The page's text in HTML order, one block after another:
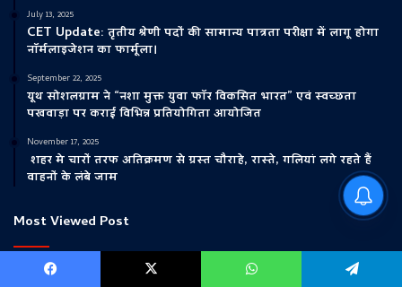
July 13, 2025
CET Update: तृतीय श्रेणी पदों की सामान्य पात्रता परीक्षा में लागू होगा
नॉर्मलाइजेशन का फार्मूला।
September 22, 2025
यूथ सोशलग्राम ने “नशा मुक्त युवा फॉर विकसित भारत” एवं स्वच्छता
पखवाड़ा पर कराई विभिन्न प्रतियोगिता आयोजित
November 17, 2025
शहर मे चारों तरफ अतिक्रमण से ग्रस्त चौराहे, रास्ते, गलियां लगे रहते हैं
वाहनों के लंबे जाम
Most Viewed Post
July 17, 2025
Advisory : जानें कौन से रूट रहेंगे बंद